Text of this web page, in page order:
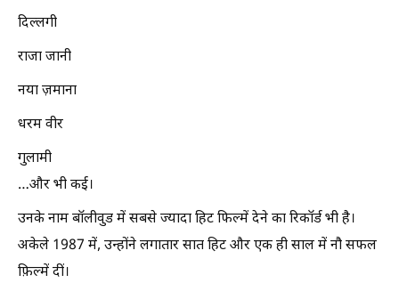
दिल्लगी
राजा जानी
नया ज़माना
धरम वीर
गुलामी
…और भी कई।
उनके नाम बॉलीवुड में सबसे ज्यादा हिट फिल्में देने का रिकॉर्ड भी है।
अकेले 1987 में, उन्होंने लगातार सात हिट और एक ही साल में नौ सफल
फ़िल्में दीं।